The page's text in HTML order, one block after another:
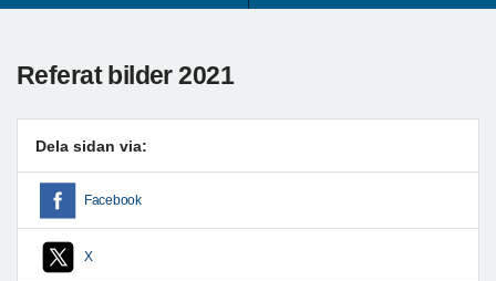
Referat bilder 2021
Dela sidan via:
Facebook
X